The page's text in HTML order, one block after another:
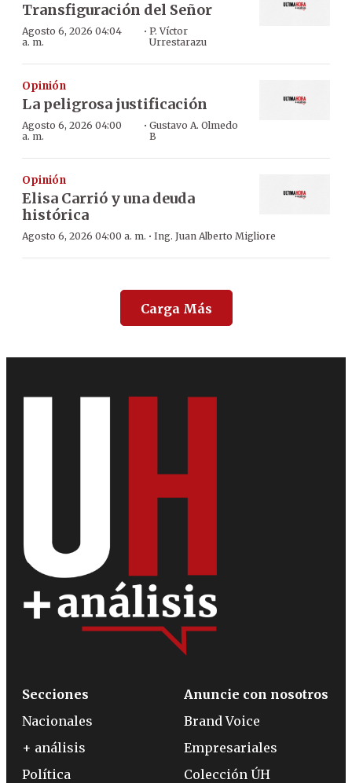
Transfiguración del Señor
Agosto 6, 2026 04:04
a. m.
· P. Víctor
Urrestarazu
Opinión
La peligrosa justificación
Agosto 6, 2026 04:00
a. m.
· Gustavo A. Olmedo
B
Opinión
Elisa Carrió y una deuda
histórica
Agosto 6, 2026 04:00 a. m. · Ing. Juan Alberto Migliore
Carga Más
Secciones
Nacionales
+ análisis
Política
Anuncie con nosotros
Brand Voice
Empresariales
Colección ÚH